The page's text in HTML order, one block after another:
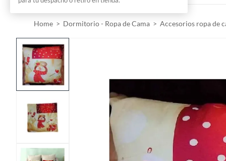
Home Dormitorio - Ropa de Cama Accesorios ropa de